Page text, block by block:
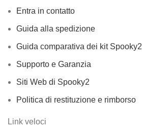
Entra in contatto
Guida alla spedizione
Guida comparativa dei kit Spooky2
Supporto e Garanzia
Siti Web di Spooky2
Politica di restituzione e rimborso
Link veloci